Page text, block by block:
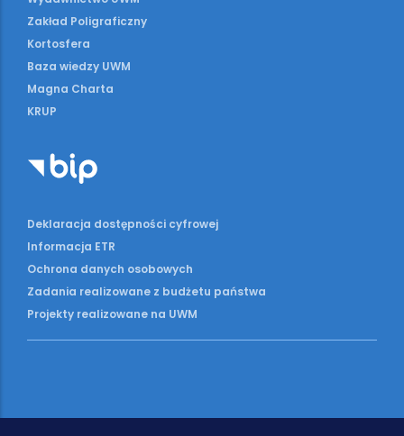
Zakład Poligraficzny
Kortosfera
Baza wiedzy UWM
Magna Charta
KRUP
Deklaracja dostępności cyfrowej
Informacja ETR
Ochrona danych osobowych
Zadania realizowane z budżetu państwa
Projekty realizowane na UWM